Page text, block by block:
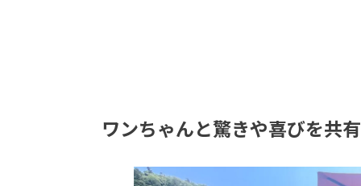
ワンちゃんと驚きや喜びを共